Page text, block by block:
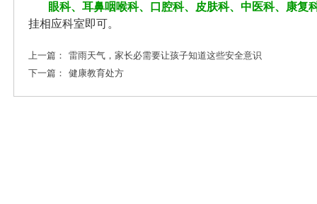
眼科、耳鼻咽喉科、口腔科、皮肤科、中医科、康复
挂相应科室即可。
上一篇：
雷雨天气，家长必需要让孩子知道这些安全意识
下一篇：
健康教育处方